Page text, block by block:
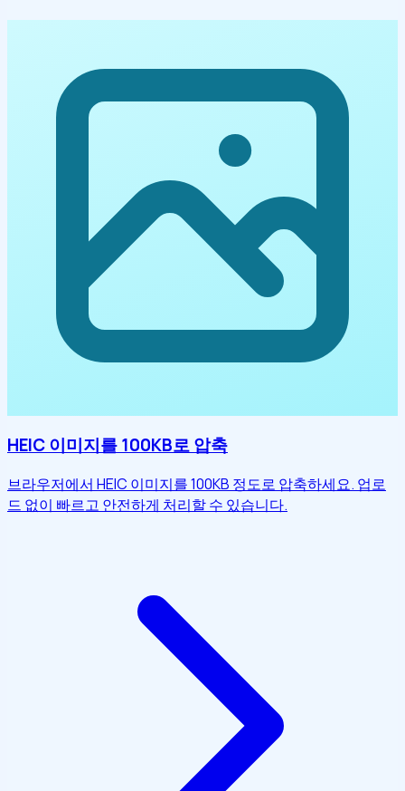
HEIC 이미지를 100KB로 압축
브라우저에서 HEIC 이미지를 100KB 정도로 압축하세요. 업로
드 없이 빠르고 안전하게 처리할 수 있습니다.